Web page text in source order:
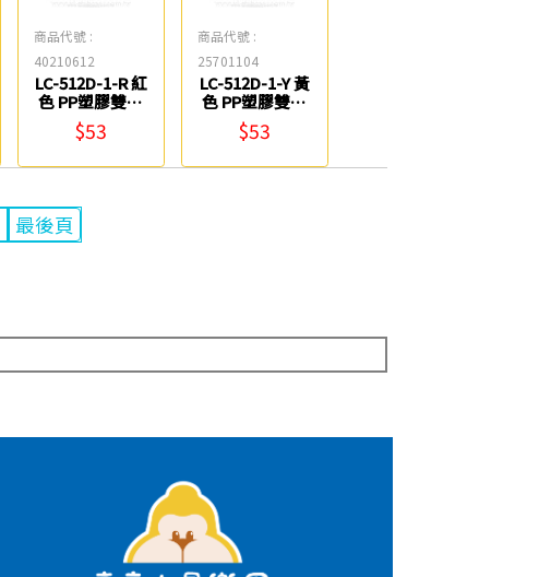
商品代號 :
40210612
LC-512D-1-R 紅
色 PP塑膠雙上
強力夾 連勤牌
$53
商品代號 :
25701104
LC-512D-1-Y 黃
色 PP塑膠雙上
強力夾 連勤牌
$53
最後頁